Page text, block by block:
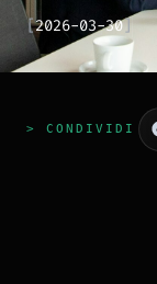
[2026-03-30]
> CONDIVIDI